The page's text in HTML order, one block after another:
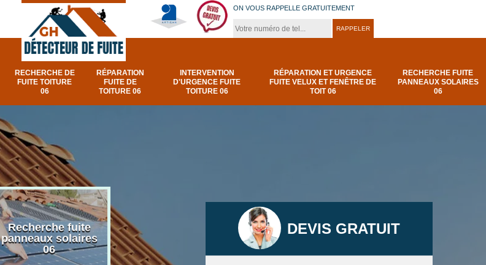
ON VOUS RAPPELLE GRATUITEMENT
RECHERCHE DE
FUITE TOITURE
06
RÉPARATION
FUITE DE
TOITURE 06
INTERVENTION
D'URGENCE FUITE
TOITURE 06
RÉPARATION ET URGENCE
FUITE VELUX ET FENÊTRE DE
TOIT 06
RECHERCHE FUITE
PANNEAUX SOLAIRES
06
Recherche fuite
panneaux solaires
06
urgence fuite velux
et fenêtre de toit 06
Réparation fuite de
DEVIS GRATUIT